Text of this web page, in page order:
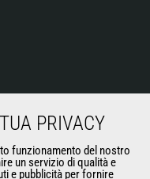
PRIVACY
funzionamento del nostro
un servizio di qualità e
e pubblicità per fornire